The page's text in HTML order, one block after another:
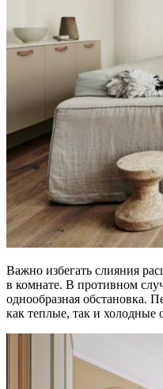
Важно избегать слияния
в комнате. В противном
однообразная обстановка.
как теплые, так и холодные